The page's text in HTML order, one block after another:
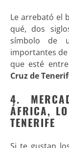
Le arrebató el
qué, dos
símbolo de
importantes de
que esté
Cruz de
4.
ÁFRICA,
TENERIFE